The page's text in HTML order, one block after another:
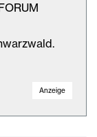
Anzeige